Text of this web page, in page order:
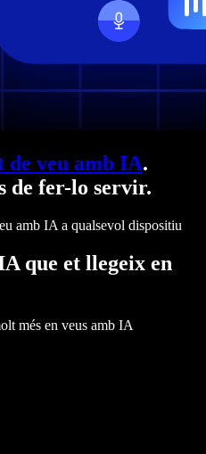
de veu amb IA.
de fer-lo servir.
amb IA a qualsevol dispositiu
que et llegeix en
més en veus amb IA